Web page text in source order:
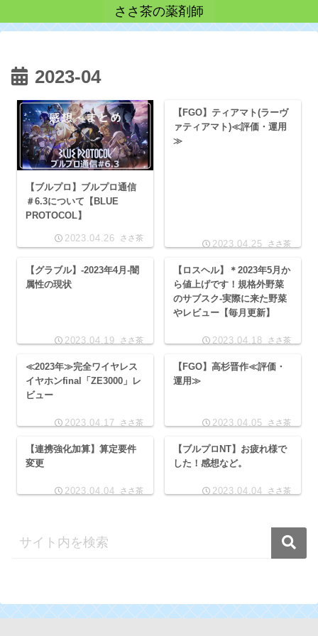
ささ茶の薬剤師
2023-04
【ブルプロ】ブルプロ通信
＃6.3について【BLUE
PROTOCOL】
2023.04.26 ささ茶
【FGO】ティアマト(ラーヴ
ァティアマト)≪評価・運用
≫
2023.04.25 ささ茶
【グラブル】-2023年4月-闇
属性の現状
2023.04.19 ささ茶
【ロスヘル】＊2023年5月か
ら値上げです！規格外野菜
のサブスク‐実際に来た野菜
やレビュー【毎月更新】
2023.04.18 ささ茶
≪2023年≫完全ワイヤレス
イヤホンfinal「ZE3000」レ
ビュー
2023.04.17 ささ茶
【FGO】高杉晋作≪評価・
運用≫
2023.04.05 ささ茶
【連携強化加算】算定要件
変更
2023.04.04 ささ茶
【ブルプロNT】お疲れ様で
した！感想など。
2023.04.04 ささ茶